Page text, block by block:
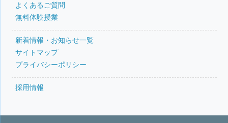
よくあるご質問
無料体験授業
新着情報・お知らせ一覧
サイトマップ
プライバシーポリシー
採用情報